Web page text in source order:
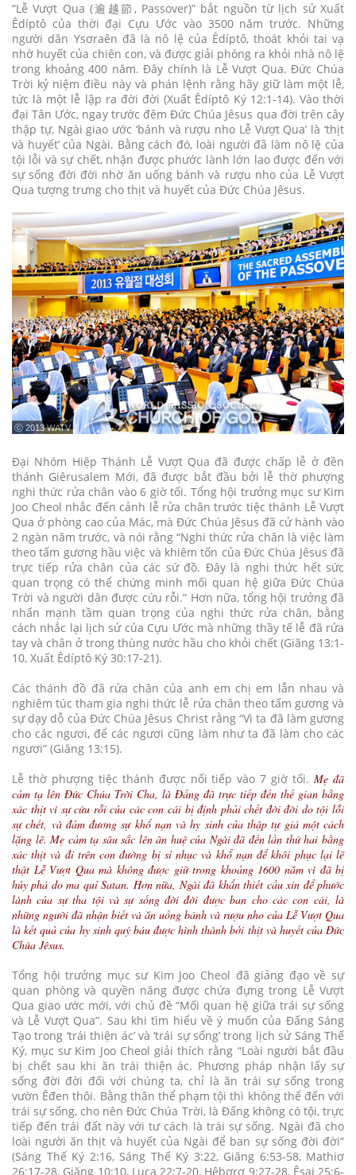
“Lễ Vượt Qua (逾越節, Passover)” bắt nguồn từ lịch sử Xuất
Êdíptô của thời đại Cựu Ước vào 3500 năm trước. Những
người dân Ysơraên đã là nô lệ của Êdíptô, thoát khỏi tai vạ
nhờ huyết của chiên con, và được giải phóng ra khỏi nhà nô lệ
trong khoảng 400 năm. Đây chính là Lễ Vượt Qua. Đức Chúa
Trời kỷ niệm điều này và phán lệnh rằng hãy giữ làm một lễ,
tức là một lễ lập ra đời đời (Xuất Êdíptô Ký 12:1-14). Vào thời
đại Tân Ước, ngay trước đêm Đức Chúa Jêsus qua đời trên cây
thập tự, Ngài giao ước ‘bánh và rượu nho Lễ Vượt Qua’ là ‘thịt
và huyết’ của Ngài. Bằng cách đó, loài người đã làm nô lệ của
tội lỗi và sự chết, nhận được phước lành lớn lao được đến với
sự sống đời đời nhờ ăn uống bánh và rượu nho của Lễ Vượt
Qua tượng trưng cho thịt và huyết của Đức Chúa Jêsus.
ⓒ 2013 WATV
Đại Nhóm Hiệp Thánh Lễ Vượt Qua đã được chấp lễ ở đền
thánh Giêrusalem Mới, đã được bắt đầu bởi lễ thờ phượng
nghi thức rửa chân vào 6 giờ tối. Tổng hội trưởng mục sư Kim
Joo Cheol nhắc đến cảnh lễ rửa chân trước tiệc thánh Lễ Vượt
Qua ở phòng cao của Mác, mà Đức Chúa Jêsus đã cử hành vào
2 ngàn năm trước, và nói rằng “Nghi thức rửa chân là việc làm
theo tấm gương hầu việc và khiêm tốn của Đức Chúa Jêsus đã
trực tiếp rửa chân của các sứ đồ. Đây là nghi thức hết sức
quan trọng có thể chứng minh mối quan hệ giữa Đức Chúa
Trời và người dân được cứu rỗi.” Hơn nữa, tổng hội trưởng đã
nhấn mạnh tầm quan trọng của nghi thức rửa chân, bằng
cách nhắc lại lịch sử của Cựu Ước mà những thầy tế lễ đã rửa
tay và chân ở trong thùng nước hầu cho khỏi chết (Giăng 13:1-
10, Xuất Êdíptô Ký 30:17-21).
Các thánh đồ đã rửa chân của anh em chị em lẫn nhau và
nghiêm túc tham gia nghi thức lễ rửa chân theo tấm gương và
sự dạy dỗ của Đức Chúa Jêsus Christ rằng “Vì ta đã làm gương
cho các ngươi, để các ngươi cũng làm như ta đã làm cho các
ngươi” (Giăng 13:15).
Lễ thờ phượng tiệc thánh được nối tiếp vào 7 giờ tối.Mẹ đã
cảm tạ lên Đức Chúa Trời Cha, là Đấng đã trực tiếp đến thế gian bằng
xác thịt vì sự cứu rỗi của các con cái bị định phải chết đời đời do tội lỗi
sự chết, và đảm đương sự khổ nạn và hy sinh của thập tự giá một cách
lặng lẽ. Mẹ cảm tạ sâu sắc lên ân huệ của Ngài đã đến lần thứ hai bằng
xác thịt và đi trên con đường bị sỉ nhục và khổ nạn để khôi phục lại lẽ
thật Lễ Vượt Qua mà không được giữ trong khoảng 1600 năm vì đã bị
hủy phá do ma quỉ Satan. Hơn nữa, Ngài đã khẩn thiết cầu xin để phước
lành của sự tha tội và sự sống đời đời được ban cho các con cái, là
những người đã nhận biết và ăn uống bánh và rượu nho của Lễ Vượt Qua
là kết quả của hy sinh quý báu được hình thành bởi thịt và huyết của Đức
Chúa Jêsus.
Tổng hội trưởng mục sư Kim Joo Cheol đã giảng đạo về sự
quan phòng và quyền năng được chứa đựng trong Lễ Vượt
Qua giao ước mới, với chủ đề “Mối quan hệ giữa trái sự sống
và Lễ Vượt Qua”. Sau khi tìm hiểu về ý muốn của Đấng Sáng
Tạo trong ‘trái thiện ác’ và ‘trái sự sống’ trong lịch sử Sáng Thế
Ký, mục sư Kim Joo Cheol giải thích rằng “Loài người bắt đầu
bị chết sau khi ăn trái thiện ác. Phương pháp nhận lấy sự
sống đời đời đối với chúng ta, chỉ là ăn trái sự sống trong
vườn Êđen thôi. Bằng thân thể phạm tội thì không thể đến với
trái sự sống, cho nên Đức Chúa Trời, là Đấng không có tội, trực
tiếp đến trái đất này với tư cách là trái sự sống. Ngài đã cho
loài người ăn thịt và huyết của Ngài để ban sự sống đời đời”
(Sáng Thế Ký 2:16, Sáng Thế Ký 3:22, Giăng 6:53-58, Mathiơ
26:17-28, Giăng 10:10, Luca 22:7-20, Hêbơrơ 9:27-28, Êsai 25:6-